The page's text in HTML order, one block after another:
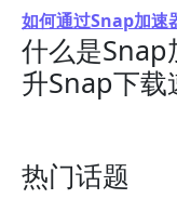
如何通过Snap加速
什么是Snap
升Snap下载
热门话题